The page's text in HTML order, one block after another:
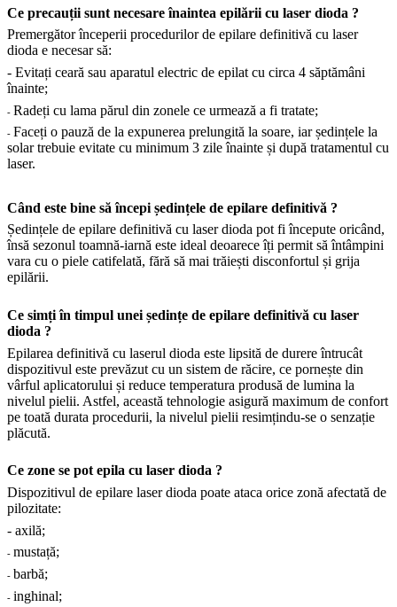
Ce precauții sunt necesare înaintea epilării cu laser dioda ?
Premergător începerii procedurilor de epilare definitivă cu laser
dioda e necesar să:
- Evitați ceară sau aparatul electric de epilat cu circa 4 săptămâni
înainte;
- Radeți cu lama părul din zonele ce urmează a fi tratate;
- Faceți o pauză de la expunerea prelungită la soare, iar ședințele la
solar trebuie evitate cu minimum 3 zile înainte și după tratamentul cu
laser.
Când este bine să începi ședințele de epilare definitivă ?
Ședințele de epilare definitivă cu laser dioda pot fi începute oricând,
însă sezonul toamnă-iarnă este ideal deoarece îți permit să întâmpini
vara cu o piele catifelată, fără să mai trăiești disconfortul și grija
epilării.
Ce simți în timpul unei ședințe de epilare definitivă cu laser
dioda ?
Epilarea definitivă cu laserul dioda este lipsită de durere întrucât
dispozitivul este prevăzut cu un sistem de răcire, ce pornește din
vârful aplicatorului și reduce temperatura produsă de lumina la
nivelul pielii. Astfel, această tehnologie asigură maximum de confort
pe toată durata procedurii, la nivelul pielii resimțindu-se o senzație
plăcută.
Ce zone se pot epila cu laser dioda ?
Dispozitivul de epilare laser dioda poate ataca orice zonă afectată de
pilozitate:
- axilă;
- mustață;
- barbă;
- inghinal;